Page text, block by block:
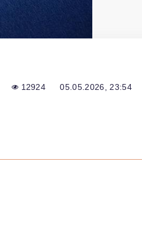
12924 05.05.2026, 23:54